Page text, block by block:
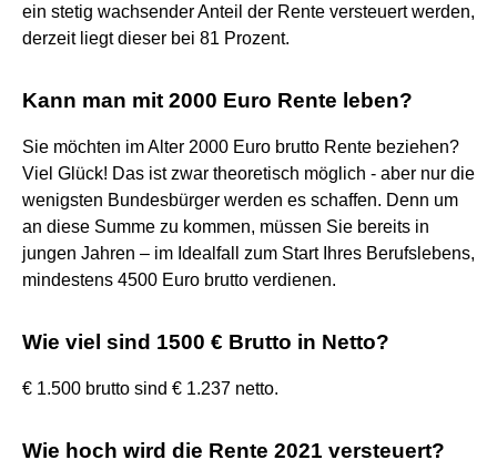
ein stetig wachsender Anteil der Rente versteuert werden,
derzeit liegt dieser bei 81 Prozent.
Kann man mit 2000 Euro Rente leben?
Sie möchten im Alter 2000 Euro brutto Rente beziehen?
Viel Glück! Das ist zwar theoretisch möglich - aber nur die
wenigsten Bundesbürger werden es schaffen. Denn um
an diese Summe zu kommen, müssen Sie bereits in
jungen Jahren – im Idealfall zum Start Ihres Berufslebens,
mindestens 4500 Euro brutto verdienen.
Wie viel sind 1500 € Brutto in Netto?
€ 1.500 brutto sind € 1.237 netto.
Wie hoch wird die Rente 2021 versteuert?